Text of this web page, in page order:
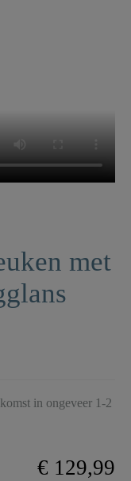
met
in ongeveer 1-2
€ 129,99